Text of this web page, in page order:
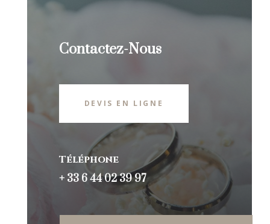
Contactez-Nous
DEVIS EN LIGNE
Téléphone
+ 33 6 44 02 39 97